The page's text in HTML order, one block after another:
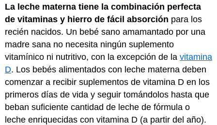
La leche materna tiene la combinación perfecta
de vitaminas y hierro de fácil absorción para los
recién nacidos. Un bebé sano amamantado por una
madre sana no necesita ningún suplemento
vitamínico ni nutritivo, con la excepción de la vitamina
D. Los bebés alimentados con leche materna deben
comenzar a recibir suplementos de vitamina D en los
primeros días de vida y seguir tomándolos hasta que
beban suficiente cantidad de leche de fórmula o
leche enriquecidas con vitamina D (a partir del año).